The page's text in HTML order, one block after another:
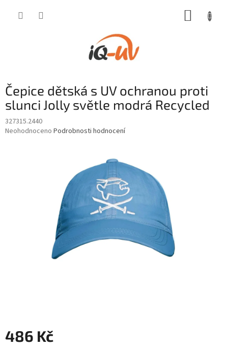
Čepice dětská s UV ochranou proti
slunci Jolly světle modrá Recycled
327315.2440
Průměrné
Neohodnoceno Podrobnosti hodnocení
486 Kč